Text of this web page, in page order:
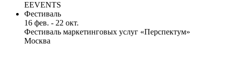
EEVENTS
Фестиваль
16 фев. - 22 окт.
Фестиваль маркетинговых услуг «Перспектум»
Москва